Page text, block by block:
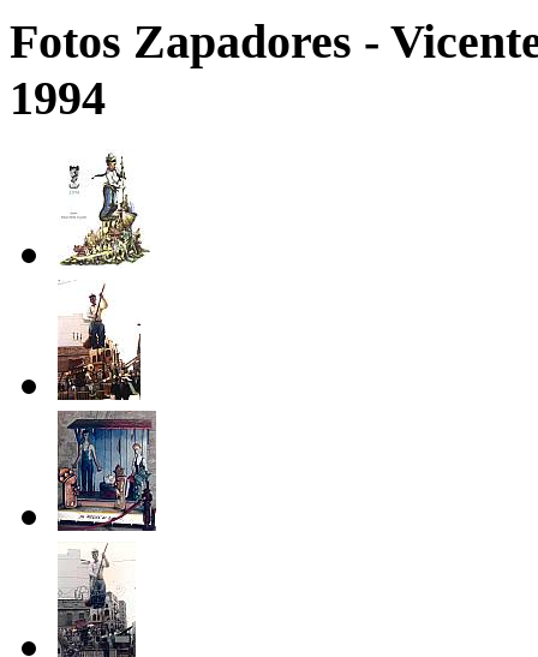
Fotos Zapadores -
1994